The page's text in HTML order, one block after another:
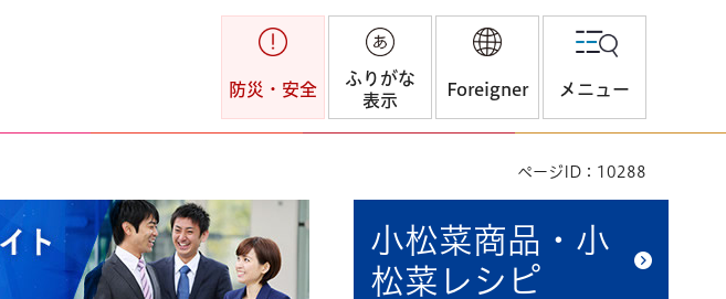
防災・安全
ふりがな
表示
Foreigner メニュー
ページID：10288
小松菜商品・小
松菜レシピ